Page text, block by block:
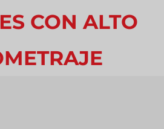
CON ALTO